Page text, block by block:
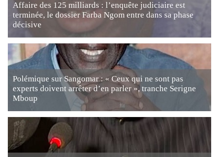
Affaire des 125 milliards : l’enquête judiciaire est
terminée, le dossier Farba Ngom entre dans sa phase
décisive
Polémique sur Sangomar : « Ceux qui ne sont pas
experts doivent arrêter d’en parler », tranche Serigne
Mboup